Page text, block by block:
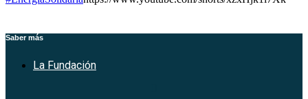
Saber más
La Fundación